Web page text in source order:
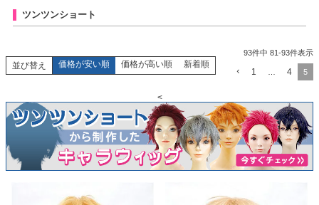
ツンツンショート
並び替え 価格が安い順 価格が高い順 新着順
93件中 81 -93件表示
1 4 5
<